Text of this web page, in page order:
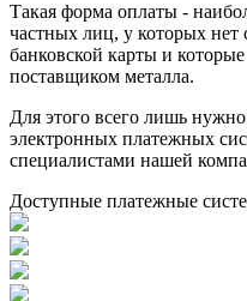
Такая форма оплаты -
частных лиц, у которых нет
банковской карты и которые
поставщиком металла.
Для этого всего лишь
электронных платежных
специалистами нашей
Доступные платежные